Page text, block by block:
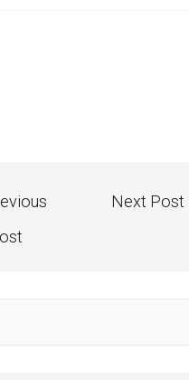
Next Post